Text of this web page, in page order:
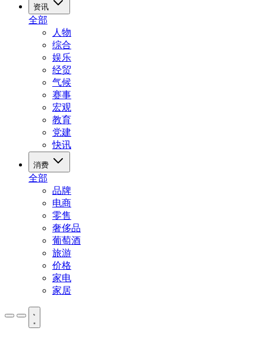
资讯
全部
人物
综合
娱乐
经贸
气候
赛事
宏观
教育
党建
快讯
消费
全部
品牌
电商
零售
奢侈品
葡萄酒
旅游
价格
家电
家居